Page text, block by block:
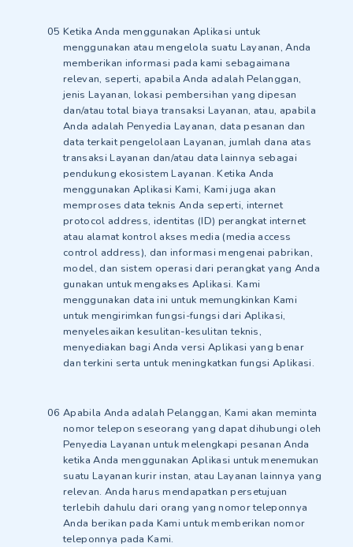
Ketika Anda menggunakan Aplikasi untuk
menggunakan atau mengelola suatu Layanan, Anda
memberikan informasi pada kami sebagaimana
relevan, seperti, apabila Anda adalah Pelanggan,
jenis Layanan, lokasi pembersihan yang dipesan
dan/atau total biaya transaksi Layanan, atau, apabila
Anda adalah Penyedia Layanan, data pesanan dan
data terkait pengelolaan Layanan, jumlah dana atas
transaksi Layanan dan/atau data lainnya sebagai
pendukung ekosistem Layanan. Ketika Anda
menggunakan Aplikasi Kami, Kami juga akan
memproses data teknis Anda seperti, internet
protocol address, identitas (ID) perangkat internet
atau alamat kontrol akses media (media access
control address), dan informasi mengenai pabrikan,
model, dan sistem operasi dari perangkat yang Anda
gunakan untuk mengakses Aplikasi. Kami
menggunakan data ini untuk memungkinkan Kami
untuk mengirimkan fungsi-fungsi dari Aplikasi,
menyelesaikan kesulitan-kesulitan teknis,
menyediakan bagi Anda versi Aplikasi yang benar
dan terkini serta untuk meningkatkan fungsi Aplikasi.
Apabila Anda adalah Pelanggan, Kami akan meminta
nomor telepon seseorang yang dapat dihubungi oleh
Penyedia Layanan untuk melengkapi pesanan Anda
ketika Anda menggunakan Aplikasi untuk menemukan
suatu Layanan kurir instan, atau Layanan lainnya yang
relevan. Anda harus mendapatkan persetujuan
terlebih dahulu dari orang yang nomor teleponnya
Anda berikan pada Kami untuk memberikan nomor
teleponnya pada Kami.